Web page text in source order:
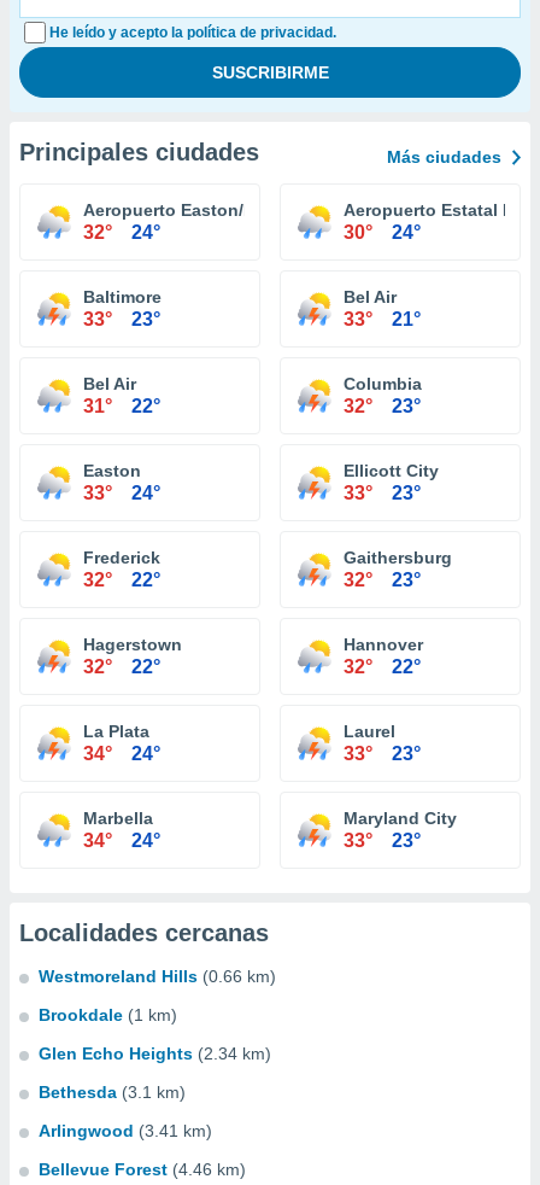
He leído y acepto la política de privacidad.
Principales ciudades Más ciudades
Aeropuerto Easton/Newman Field
32° 24°
Aeropuerto Estatal
30° 24°
Baltimore
33° 23°
Bel Air
33° 21°
Bel Air
31° 22°
Columbia
32° 23°
Easton
33° 24°
Ellicott City
33° 23°
Frederick
32° 22°
Gaithersburg
32° 23°
Hagerstown
32° 22°
Hannover
32° 22°
La Plata
34° 24°
Laurel
33° 23°
Marbella
34° 24°
Maryland City
33° 23°
Localidades cercanas
Westmoreland Hills (0.66 km)
Brookdale (1 km)
Glen Echo Heights (2.34 km)
Bethesda (3.1 km)
Arlingwood (3.41 km)
Bellevue Forest (4.46 km)